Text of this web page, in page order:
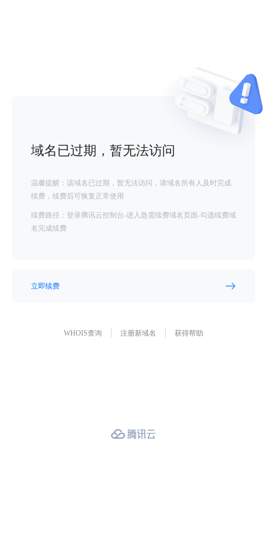
域名已过期，暂无法访问
温馨提醒：该域名已过期，暂无法访问，请域名所有人及时完成
续费，续费后可恢复正常使用
续费路径：登录腾讯云控制台-进入急需续费域名页面-勾选续费域
名完成续费
立即续费
WHOIS查询 注册新域名 获得帮助